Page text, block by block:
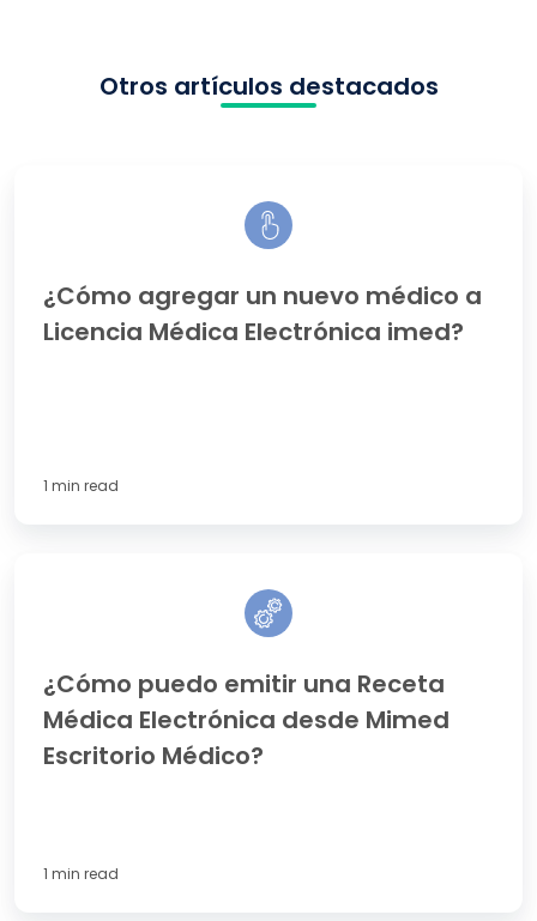
Otros artículos destacados
Licencia
¿Cómo agregar un nuevo médico a
Licencia Médica Electrónica imed?
1 min read
Médica
Electrónica
Mimed
¿Cómo puedo emitir una Receta
Médica Electrónica desde Mimed
Escritorio Médico?
1 min read